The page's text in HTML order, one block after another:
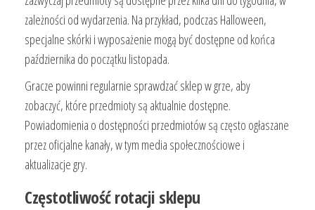
zależności od wydarzenia. Na przykład, podczas Halloween,
specjalne skórki i wyposażenie mogą być dostępne od końca
października do początku listopada.
Gracze powinni regularnie sprawdzać sklep w grze, aby
zobaczyć, które przedmioty są aktualnie dostępne.
Powiadomienia o dostępności przedmiotów są często ogłaszane
przez oficjalne kanały, w tym media społecznościowe i
aktualizacje gry.
Częstotliwość rotacji sklepu